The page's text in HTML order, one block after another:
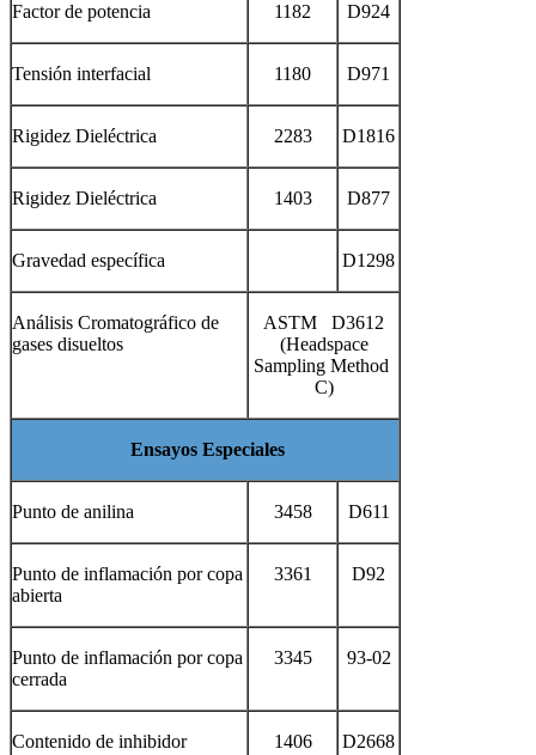
Factor de potencia 1182 D924
Tensión interfacial 1180 D971
Rigidez Dieléctrica 2283 D1816
Rigidez Dieléctrica 1403 D877
Gravedad específica D1298
Análisis Cromatográfico de
gases disueltos
ASTM D3612
(Headspace
Sampling Method
C)
Ensayos Especiales
Punto de anilina 3458 D611
Punto de inflamación por copa
abierta
3361 D92
Punto de inflamación por copa
cerrada
3345 93-02
Contenido de inhibidor
1406 D2668